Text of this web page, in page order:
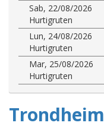
Sab, 22/08/2026
Hurtigruten
Lun, 24/08/2026
Hurtigruten
Mar, 25/08/2026
Hurtigruten
Trondheim